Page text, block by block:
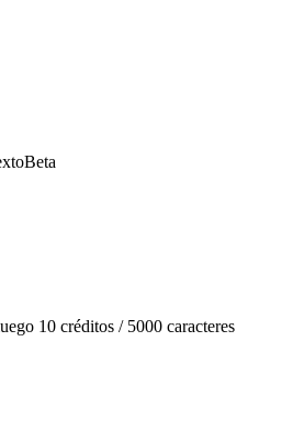
Beta
10 créditos / 5000 caracteres